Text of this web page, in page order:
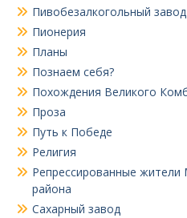
Пивобезалкогольный завод
Пионерия
Планы
Познаем себя?
Похождения Великого
Проза
Путь к Победе
Религия
Репрессированные жители
района
Сахарный завод